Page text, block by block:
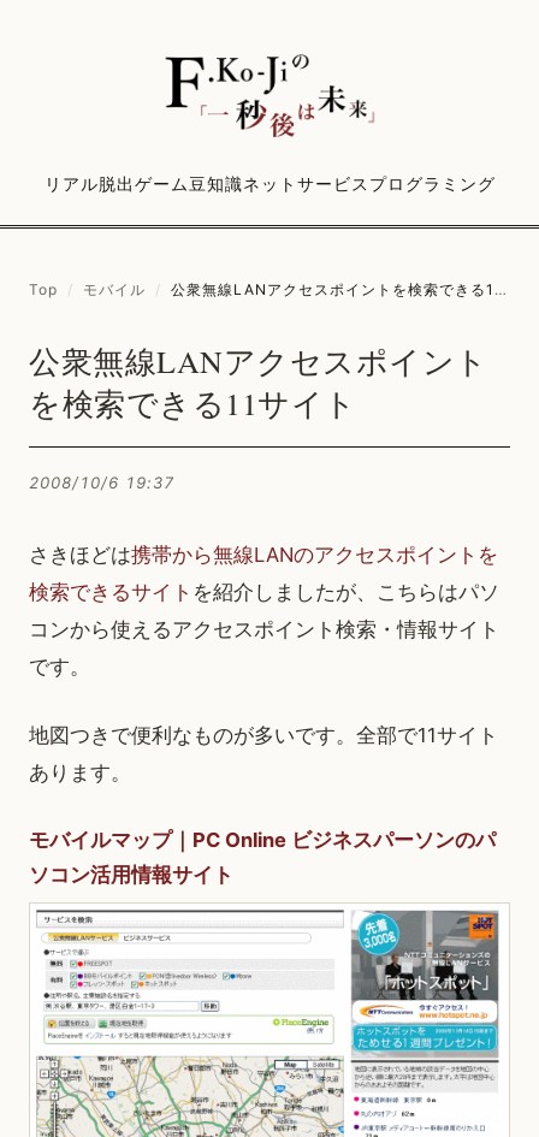
リアル脱出ゲーム豆知識ネットサービス プログラミング
Top / モバイル / 公衆無線LANアクセスポイントを検索できる11サイト
公衆無線LANアクセスポイント
を検索できる11サイト
2008/10/6 19:37
さきほどは携帯から無線LANのアクセスポイントを
検索できるサイト を紹介しましたが、こちらはパソ
コンから使えるアクセスポイント検索・情報サイト
です。
地図つきで便利なものが多いです。全部で11サイト
あります。
モバイルマップ｜PC Online ビジネスパーソンのパ
ソコン活用情報サイト